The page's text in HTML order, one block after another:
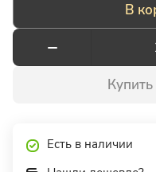
В
Есть в наличии